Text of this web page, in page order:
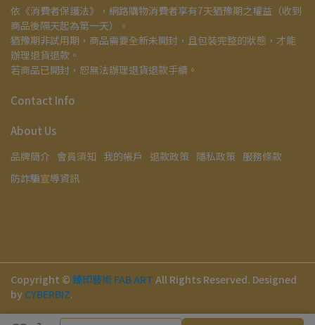
依《消費者保護法》，網路購物消費者享有7天猶豫期之權益（收到
商品後隔天起為第一天）。
猶豫期非試用期，商品需要全新未開封，且包裝完整的狀態，才能
辦理退貨退款。
若商品已開封，恕無法辦理退貨退款手續。
Contact Info
About Us
品牌簡介 會員須知 我的帳戶 退款政策 隱私政策 服務條款
防詐騙宣導資訊
Copyright © 臻印藝術 FAB ART All Rights Reserved. Designed
by CYBERBIZ.